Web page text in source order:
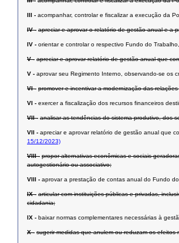
III - acompanhar, controlar e fiscalizar a execução da
IV - apreciar e aprovar o relatório de gestão anual e a
IV - orientar e controlar o respectivo Fundo do
V - apreciar e aprovar relatório de gestão anual que
V - aprovar seu Regimento Interno, observando-se os
VI - promover e incentivar a modernização das
VI - exercer a fiscalização dos recursos financeiros
VII - analisar as tendências do sistema produtivo, dos
VII - apreciar e aprovar relatório de gestão anual que
15/12/2023)
VIII - propor alternativas econômicas e sociais
autogestionário ou associativo;
VIII - aprovar a prestação de contas anual do Fundo
IX - articular com instituições públicas e privadas,
cidadania;
IX - baixar normas complementares necessárias à
X - sugerir medidas que anulem ou reduzam os